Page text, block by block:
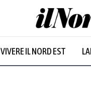
VIVERE IL NORD EST